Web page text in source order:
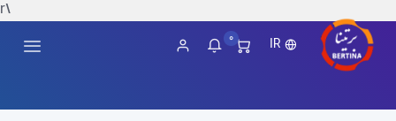
\r
IR
0